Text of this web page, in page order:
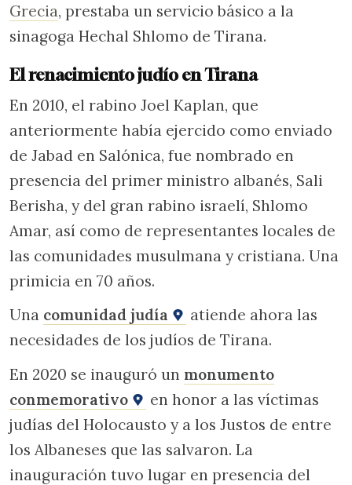
Grecia, prestaba un servicio básico a la
sinagoga Hechal Shlomo de Tirana.
El renacimiento judío en Tirana
En 2010, el rabino Joel Kaplan, que
anteriormente había ejercido como enviado
de Jabad en Salónica, fue nombrado en
presencia del primer ministro albanés, Sali
Berisha, y del gran rabino israelí, Shlomo
Amar, así como de representantes locales de
las comunidades musulmana y cristiana. Una
primicia en 70 años.
Una comunidad judía
atiende ahora las
necesidades de los judíos de Tirana.
En 2020 se inauguró un monumento
conmemorativo
en honor a las víctimas
judías del Holocausto y a los Justos de entre
los Albaneses que las salvaron. La
inauguración tuvo lugar en presencia del